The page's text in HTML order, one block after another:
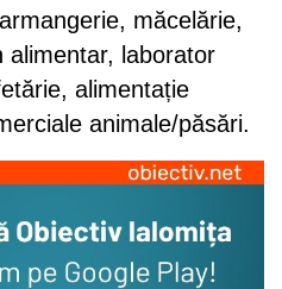
măcelărie,
alimentar, laborator
alimentație
animale/păsări.